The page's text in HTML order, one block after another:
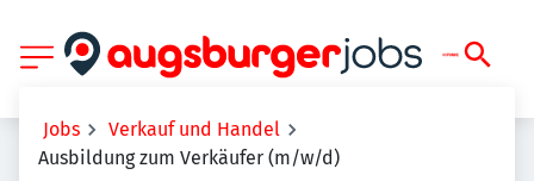
Jobs
Verkauf und Handel
Ausbildung zum Verkäufer (m/w/d)